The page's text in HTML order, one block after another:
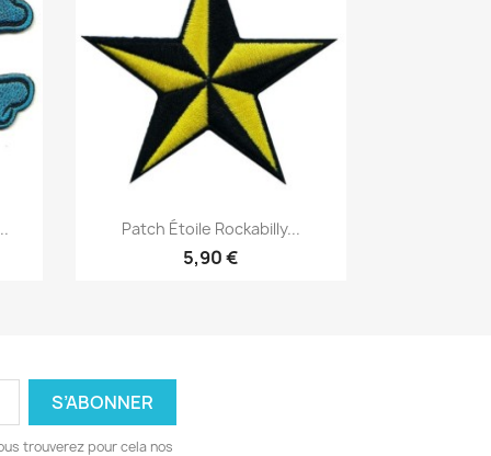
Aperçu rapide
Patch Étoile Rockabilly...
5,90 €
trouverez pour cela nos